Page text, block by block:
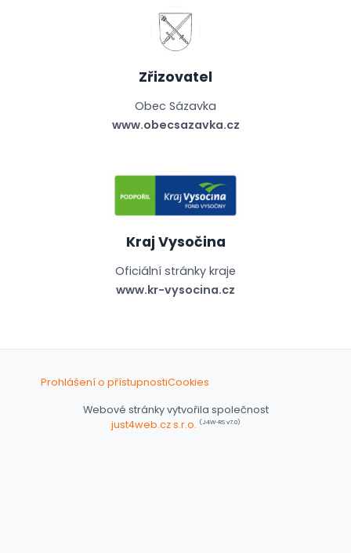
Zřizovatel
Obec Sázavka
www.obecsazavka.cz
Kraj Vysočina
Oficiální stránky kraje
www.kr-vysocina.cz
Prohlášení o přístupnostiCookies
Webové stránky vytvořila společnost
just4web.cz s.r.o. (J4W-RS v7.0)